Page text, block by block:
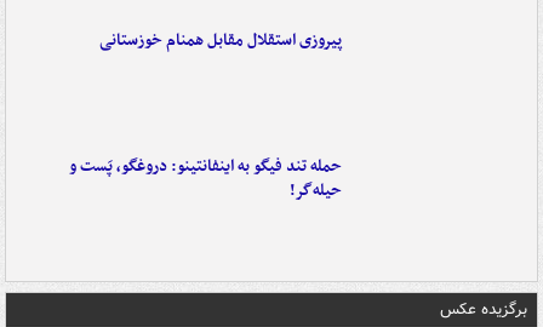
پیروزی استقلال مقابل همنام خوزستانی
حمله تند فیگو به اینفانتینو: دروغگو، پَست‌ و
حیله‌گر!
برگزیده عکس